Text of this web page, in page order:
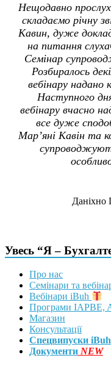
Нещодавно
складаємо річну
Кавин, дуже
на питання
Семінар
Розбиралось
вебінару надано
Наступного
вебінару вчасно
все дуже
Мар’яні Кавін та
Даніхно
Увесь “Я –
Про нас
Семінари та
Вебінари iBuh
Програми IAPBE,
Магазин
Консультації
Спецвипуски
Документи NEW